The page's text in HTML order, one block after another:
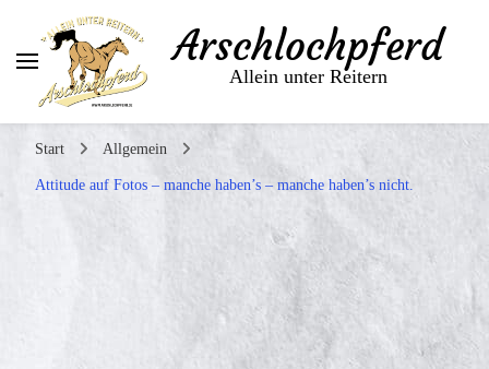
Arschlochpferd
Allein unter Reitern
Start Allgemein
Attitude auf Fotos – manche haben’s – manche haben’s nicht.